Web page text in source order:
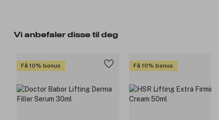
Vi anbefaler disse til deg
Få 10% bonus Få 10% bonus